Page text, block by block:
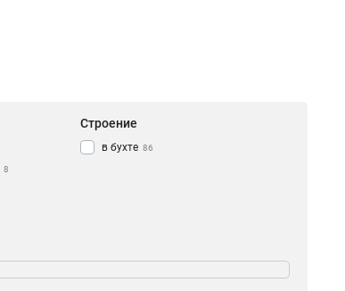
8
Строение
в бухте 86